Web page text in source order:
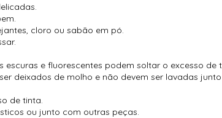
cloro ou sabão em pó.
e fluorescentes podem soltar o excesso de
deixados de molho e não devem ser lavadas
de tinta.
ou junto com outras peças.